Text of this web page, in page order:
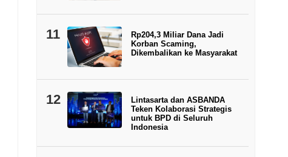
11
Rp204,3 Miliar Dana Jadi
Korban Scaming,
Dikembalikan ke Masyarakat
12
Lintasarta dan ASBANDA
Teken Kolaborasi Strategis
untuk BPD di Seluruh
Indonesia